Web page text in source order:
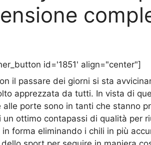
id='1851' align="center"]
il passare dei giorni si sta
apprezzata da tutti. In vista di
porte sono in tanti che stanno
un ottimo contapassi di qualità per
forma eliminando i chili in più